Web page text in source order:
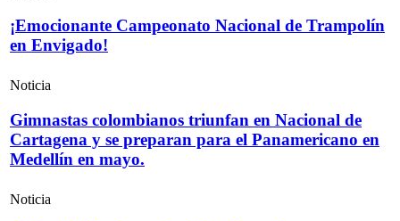
¡Emocionante Campeonato Nacional de Trampolín
en Envigado!
Noticia
Gimnastas colombianos triunfan en Nacional de
Cartagena y se preparan para el Panamericano en
Medellín en mayo.
Noticia